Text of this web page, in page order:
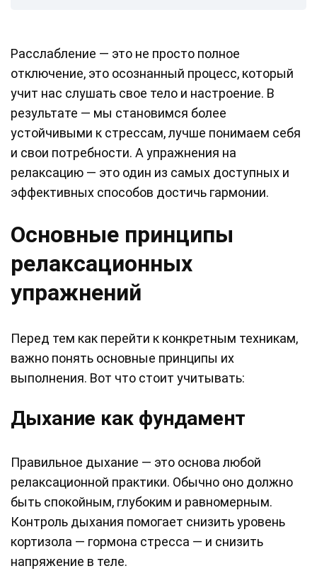
Расслабление — это не просто полное
отключение, это осознанный процесс, который
учит нас слушать свое тело и настроение. В
результате — мы становимся более
устойчивыми к стрессам, лучше понимаем себя
и свои потребности. А упражнения на
релаксацию — это один из самых доступных и
эффективных способов достичь гармонии.
Основные принципы
релаксационных
упражнений
Перед тем как перейти к конкретным техникам,
важно понять основные принципы их
выполнения. Вот что стоит учитывать:
Дыхание как фундамент
Правильное дыхание — это основа любой
релаксационной практики. Обычно оно должно
быть спокойным, глубоким и равномерным.
Контроль дыхания помогает снизить уровень
кортизола — гормона стресса — и снизить
напряжение в теле.